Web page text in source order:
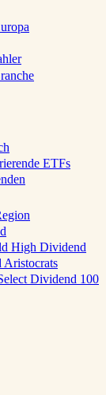
ETFs
High Dividend
Dividend 100